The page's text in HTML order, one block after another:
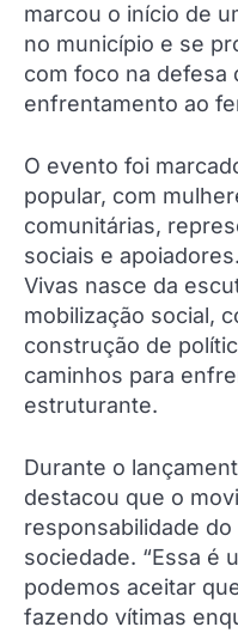
marcou o início de
no município e se
com foco na defesa
enfrentamento ao
O evento foi
popular, com
comunitárias,
sociais e
Vivas nasce da
mobilização social,
construção de
caminhos para
estruturante.
Durante o
destacou que o
responsabilidade
sociedade. “Essa é
podemos aceitar
fazendo vítimas